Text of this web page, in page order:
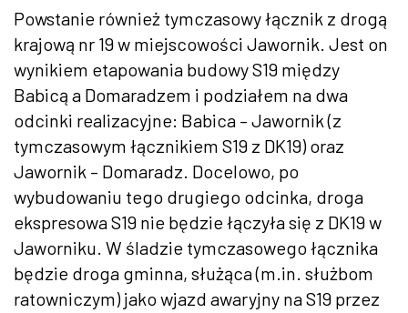
Powstanie również tymczasowy łącznik z drogą
krajową nr 19 w miejscowości Jawornik. Jest on
wynikiem etapowania budowy S19 między
Babicą a Domaradzem i podziałem na dwa
odcinki realizacyjne: Babica – Jawornik (z
tymczasowym łącznikiem S19 z DK19) oraz
Jawornik – Domaradz. Docelowo, po
wybudowaniu tego drugiego odcinka, droga
ekspresowa S19 nie będzie łączyła się z DK19 w
Jaworniku. W śladzie tymczasowego łącznika
będzie droga gminna, służąca (m.in. służbom
ratowniczym) jako wjazd awaryjny na S19 przez